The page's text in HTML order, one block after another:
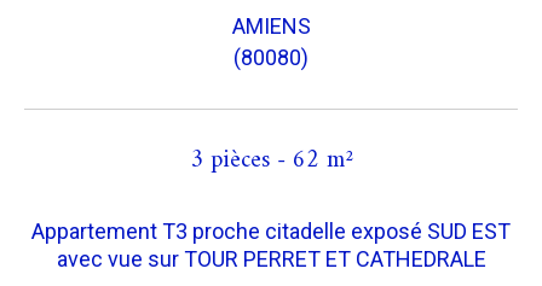
AMIENS
(80080)
3 pièces - 62 m²
Appartement T3 proche citadelle exposé SUD EST
avec vue sur TOUR PERRET ET CATHEDRALE
NOUVEAUTÉS
RECHERCHER